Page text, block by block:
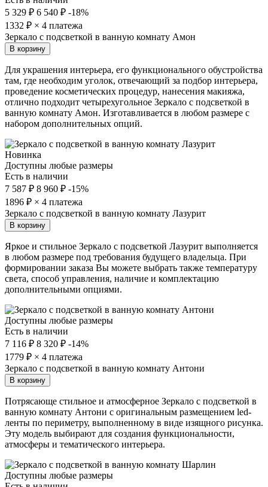
5 329 ₽ 6 540 ₽ -18%
1332 ₽ × 4 платежа
Зеркало с подсветкой в ванную комнату Амон
В корзину
Для украшения интерьера, его функционального обустройства
там, где необходим уголок, отвечающий за подбор интерьера,
проведение косметических процедур, нанесения макияжа,
отлично подходит четырехугольное Зеркало с подсветкой в
ванную комнату Амон. Изготавливается в любом размере с
набором дополнительных опций.
Новинка
Доступны любые размеры
Есть в наличии
7 587 ₽ 8 960 ₽ -15%
1896 ₽ × 4 платежа
Зеркало с подсветкой в ванную комнату Лазурит
В корзину
Яркое и стильное Зеркало с подсветкой Лазурит выполняется
в любом размере под требования будущего владельца. При
формировании заказа Вы можете выбрать также температуру
света, способ управления, наличие и комплектацию
дополнительными опциями.
Доступны любые размеры
Есть в наличии
7 116 ₽ 8 320 ₽ -14%
1779 ₽ × 4 платежа
Зеркало с подсветкой в ванную комнату Антони
В корзину
Потрясающе стильное и атмосферное Зеркало с подсветкой в
ванную комнату Антони с оригинальным размещением led-
ленты по периметру, выполненному в виде изящного рисунка.
Эту модель выбирают для создания функциональности,
атмосферы и тематического интерьера.
Доступны любые размеры